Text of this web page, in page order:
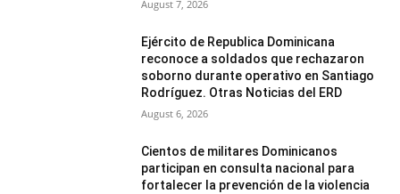
August 7, 2026
Ejército de Republica Dominicana
reconoce a soldados que rechazaron
soborno durante operativo en Santiago
Rodríguez. Otras Noticias del ERD
August 6, 2026
Cientos de militares Dominicanos
participan en consulta nacional para
fortalecer la prevención de la violencia